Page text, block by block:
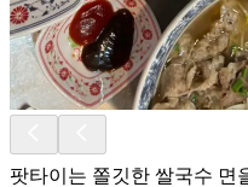
팟타이는 쫄깃한 쌀국수 면